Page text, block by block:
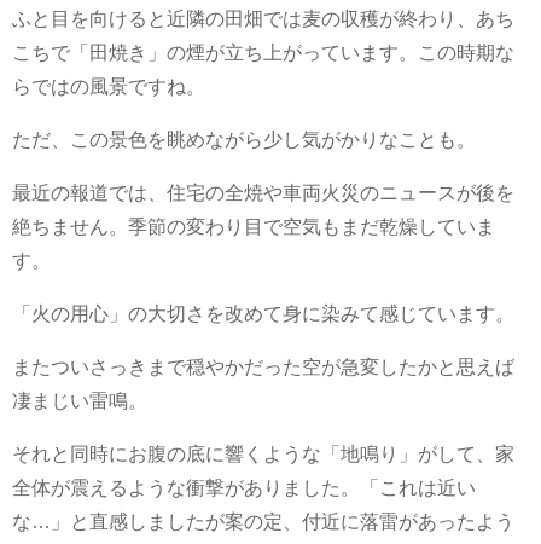
ふと目を向けると近隣の田畑では麦の収穫が終わり、あち
こちで「田焼き」の煙が立ち上がっています。この時期な
らではの風景ですね。
ただ、この景色を眺めながら少し気がかりなことも。
最近の報道では、住宅の全焼や車両火災のニュースが後を
絶ちません。季節の変わり目で空気もまだ乾燥していま
す。
「火の用心」の大切さを改めて身に染みて感じています。
またついさっきまで穏やかだった空が急変したかと思えば
凄まじい雷鳴。
それと同時にお腹の底に響くような「地鳴り」がして、家
全体が震えるような衝撃がありました。「これは近い
な…」と直感しましたが案の定、付近に落雷があったよう